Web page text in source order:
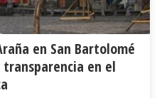
en San Bartolomé
en el